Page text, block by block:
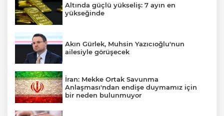
Altında güçlü yükseliş: 7 ayın en
yükseğinde
Akın Gürlek, Muhsin Yazıcıoğlu'nun
ailesiyle görüşecek
İran: Mekke Ortak Savunma
Anlaşması'ndan endişe duymamız için
bir neden bulunmuyor